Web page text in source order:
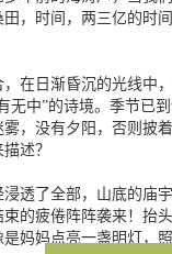
，时间，两三亿的时
，在日渐昏沉的光线中
无中”的诗境。季节已
，没有夕阳，否则披
述？
浸透了全部，山底的庙
的疲倦阵阵袭来！抬
妈妈点亮一盏明灯，照